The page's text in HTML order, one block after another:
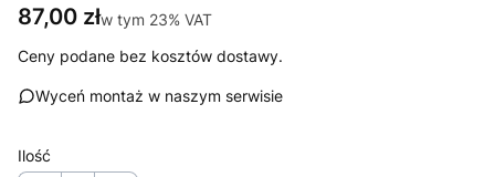
Cena
87,00 złw tym 23% VAT
w tym 23% VAT
Ceny podane bez kosztów dostawy.
Wyceń montaż w naszym serwisie
Ilość